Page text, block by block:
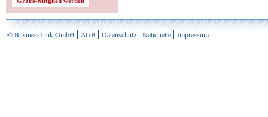
© BusinessLink GmbH AGB Datenschutz Netiquette Impressum